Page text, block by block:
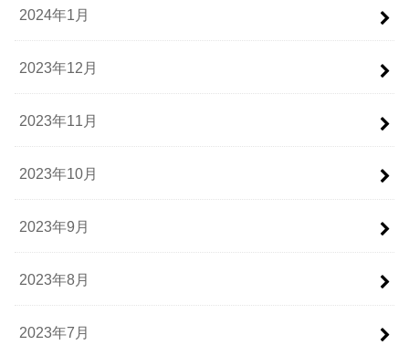
2024年1月
2023年12月
2023年11月
2023年10月
2023年9月
2023年8月
2023年7月